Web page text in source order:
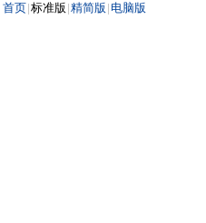
首页 标准版 精简版 电脑版